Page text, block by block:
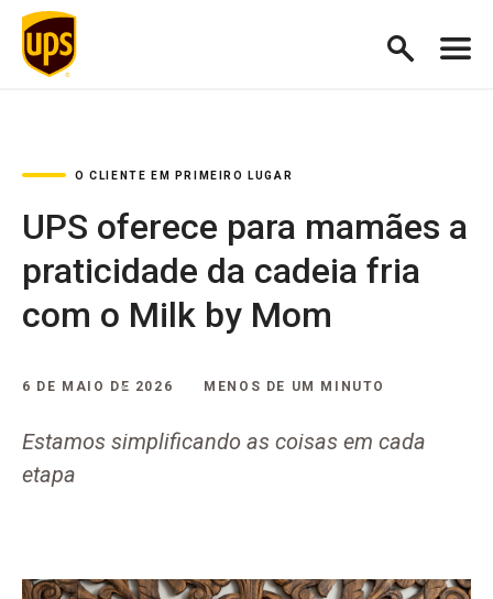
O CLIENTE EM PRIMEIRO LUGAR
UPS oferece para mamães a
praticidade da cadeia fria
com o Milk by Mom
6 DE MAIO DE 2026 MENOS DE UM MINUTO
Estamos simplificando as coisas em cada
etapa